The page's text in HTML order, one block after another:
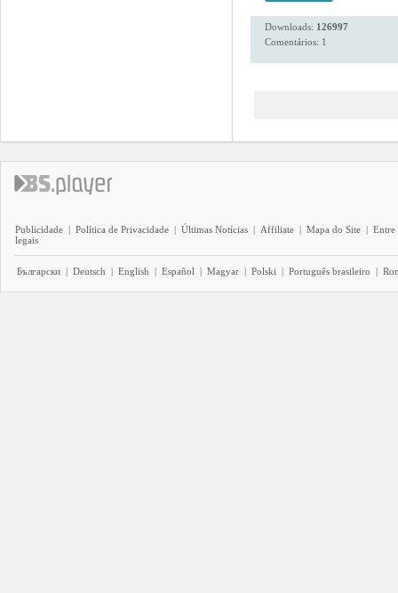
Downloads: 126997
Comentários: 1
Publicidade | Política de Privacidade | Últimas Notícias | Affiliate | Mapa do Site | Entre
legais
Български | Deutsch | English | Español | Magyar | Polski | Português brasileiro |